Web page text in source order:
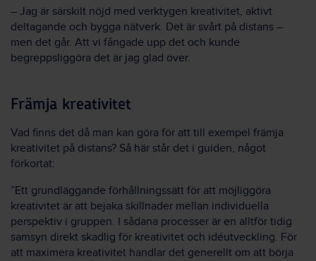
– Jag är särskilt nöjd med verktygen kreativitet, aktivt
deltagande och bygga nätverk. Det är svårt på distans –
men det går. Att vi fångade upp det och kunde
begreppsliggöra det är jag glad över.
Främja kreativitet
Vad finns det då man kan göra för att till exempel främja
kreativitet på distans? Så här står det i guiden, något
förkortat:
”Ett grundläggande förhållningssätt för att möjliggöra
kreativitet är att bejaka skillnader mellan individuella
perspektiv i gruppen. I sådana processer är en alltför tidig
samsyn direkt skadlig för kreativitet och idéutveckling. För
att maximera kreativitet handlar det generellt om att börja